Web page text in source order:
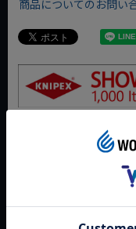
商品についてのお問い